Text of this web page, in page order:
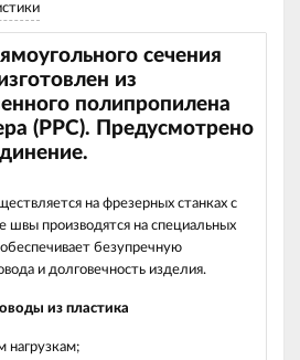
сечения
из
полипропилена
(РРС). Предусмотрено
на фрезерных станках с
швы производятся на специальных
безупречную
и долговечность изделия.
из пластика
нагрузкам;